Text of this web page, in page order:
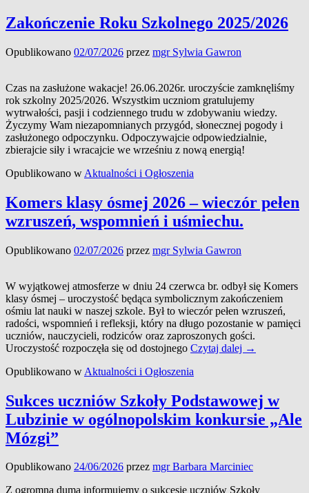
Zakończenie Roku Szkolnego 2025/2026
Opublikowano 02/07/2026 przez mgr Sylwia Gawron
Czas na zasłużone wakacje! 26.06.2026r. uroczyście zamknęliśmy
rok szkolny 2025/2026. Wszystkim uczniom gratulujemy
wytrwałości, pasji i codziennego trudu w zdobywaniu wiedzy.
Życzymy Wam niezapomnianych przygód, słonecznej pogody i
zasłużonego odpoczynku. Odpoczywajcie odpowiedzialnie,
zbierajcie siły i wracajcie we wrześniu z nową energią!
Opublikowano w Aktualności i Ogłoszenia
Komers klasy ósmej 2026 – wieczór pełen
wzruszeń, wspomnień i uśmiechu.
Opublikowano 02/07/2026 przez mgr Sylwia Gawron
W wyjątkowej atmosferze w dniu 24 czerwca br. odbył się Komers
klasy ósmej – uroczystość będąca symbolicznym zakończeniem
ośmiu lat nauki w naszej szkole. Był to wieczór pełen wzruszeń,
radości, wspomnień i refleksji, który na długo pozostanie w pamięci
uczniów, nauczycieli, rodziców oraz zaproszonych gości.
Uroczystość rozpoczęła się od dostojnego Czytaj dalej Komers
–
wieczór
pełen
uśmiechu.
→
Opublikowano w Aktualności i Ogłoszenia
Sukces uczniów Szkoły Podstawowej w
Lubzinie w ogólnopolskim konkursie „Ale
Mózgi”
Opublikowano 24/06/2026 przez mgr Barbara Marciniec
Z ogromną dumą informujemy o sukcesie uczniów Szkoły